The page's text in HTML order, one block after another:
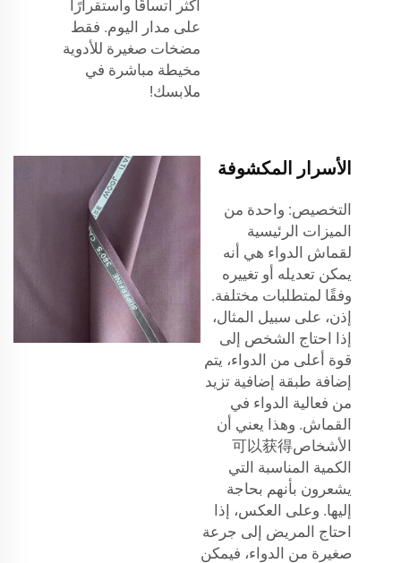
أكثر اتساقًا واستقرارًا
على مدار اليوم. فقط
مضخات صغيرة للأدوية
مخيطة مباشرة في
ملابسك!
الأسرار المكشوفة
التخصيص: واحدة من
الميزات الرئيسية
لقماش الدواء هي أنه
يمكن تعديله أو تغييره
وفقًا لمتطلبات مختلفة.
إذن، على سبيل المثال،
إذا احتاج الشخص إلى
قوة أعلى من الدواء، يتم
إضافة طبقة إضافية تزيد
من فعالية الدواء في
القماش. وهذا يعني أن
الأشخاص可以获得
الكمية المناسبة التي
يشعرون بأنهم بحاجة
إليها. وعلى العكس، إذا
احتاج المريض إلى جرعة
صغيرة من الدواء، فيمكن